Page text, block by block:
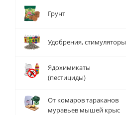
Грунт
Удобрения, стимуляторы
Ядохимикаты
(пестициды)
От комаров тараканов
муравьев мышей крыс